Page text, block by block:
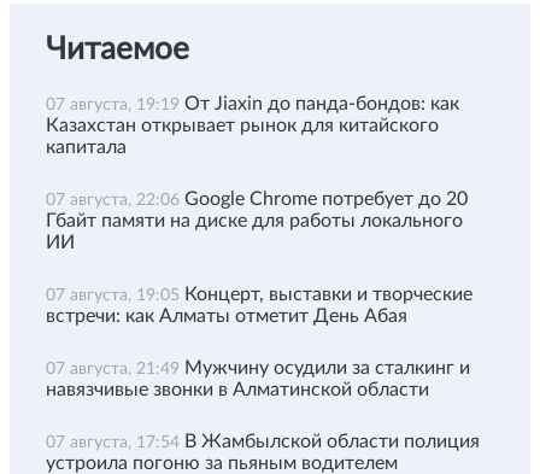
Читаемое
07 августа, 19:19 От Jiaxin до панда-бондов: как
Казахстан открывает рынок для китайского
капитала
07 августа, 22:06 Google Chrome потребует до 20
Гбайт памяти на диске для работы локального
ИИ
07 августа, 19:05 Концерт, выставки и творческие
встречи: как Алматы отметит День Абая
07 августа, 21:49 Мужчину осудили за сталкинг и
навязчивые звонки в Алматинской области
07 августа, 17:54 В Жамбылской области полиция
устроила погоню за пьяным водителем